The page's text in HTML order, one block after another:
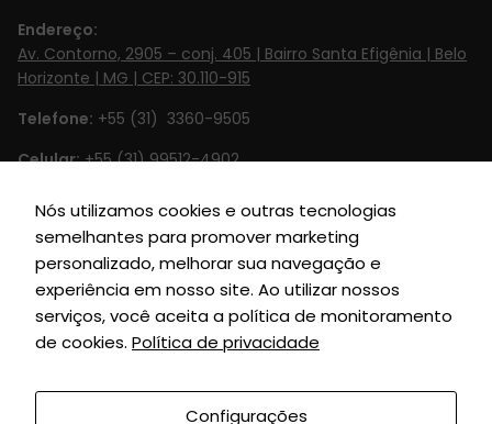
Endereço:
Av. Contorno, 2905 – conj. 405 | Bairro Santa Efigênia | Belo
Horizonte | MG | CEP: 30.110-915
Telefone: +55 (31) 3360-9505
Celular:+55 (31) 99512-4902‬
Email:
contato@britto.com.br
Horário de Funcionamento:Segunda à Sexta de 8h às 18h
SIGA-NOS
Nós utilizamos cookies e outras tecnologias
semelhantes para promover marketing
personalizado, melhorar sua navegação e
experiência em nosso site. Ao utilizar nossos
serviços, você aceita a política de monitoramento
de cookies. Política de privacidade
Configurações
possamos
funcionalidade
e estrutura do
site, com base
na forma
como o site é
usado.
Experiência